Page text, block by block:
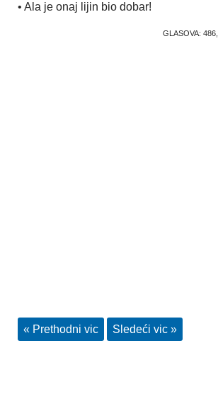
• Ala je onaj lijin bio dobar!
GLASOVA: 486
« Prethodni vic Sledeći vic »